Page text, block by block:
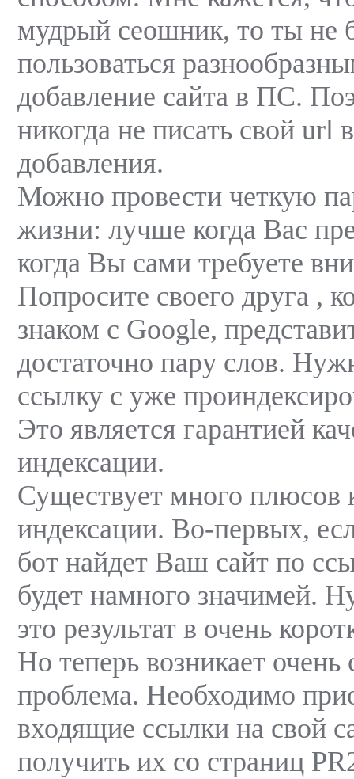
мудрый сеошник, то ты не
пользоваться
добавление сайта в ПС.
никогда не писать свой url
добавления.
Можно провести четкую
жизни: лучше когда Вас
когда Вы сами требуете
Попросите своего друга ,
знаком с Google,
достаточно пару слов.
ссылку с уже
Это является гарантией
индексации.
Существует много плюсов
индексации. Во-первых,
бот найдет Ваш сайт по
будет намного значимей.
это результат в очень
Но теперь возникает очень
проблема. Необходимо
входящие ссылки на свой
получить их со страниц